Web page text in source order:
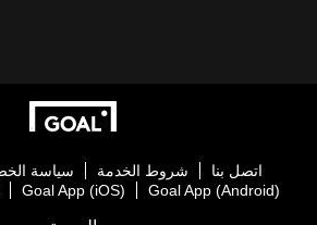
اتصل بنا شروط الخدمة سياسة
Goal App (Android)
Goal App (iOS)